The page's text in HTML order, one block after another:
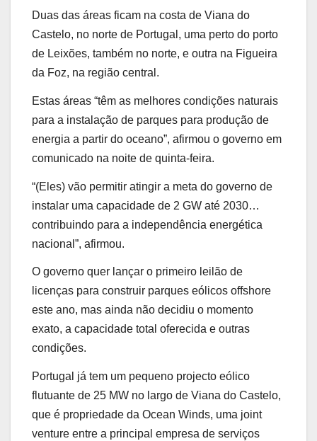
Duas das áreas ficam na costa de Viana do
Castelo, no norte de Portugal, uma perto do porto
de Leixões, também no norte, e outra na Figueira
da Foz, na região central.
Estas áreas “têm as melhores condições naturais
para a instalação de parques para produção de
energia a partir do oceano”, afirmou o governo em
comunicado na noite de quinta-feira.
“(Eles) vão permitir atingir a meta do governo de
instalar uma capacidade de 2 GW até 2030…
contribuindo para a independência energética
nacional”, afirmou.
O governo quer lançar o primeiro leilão de
licenças para construir parques eólicos offshore
este ano, mas ainda não decidiu o momento
exato, a capacidade total oferecida e outras
condições.
Portugal já tem um pequeno projecto eólico
flutuante de 25 MW no largo de Viana do Castelo,
que é propriedade da Ocean Winds, uma joint
venture entre a principal empresa de serviços